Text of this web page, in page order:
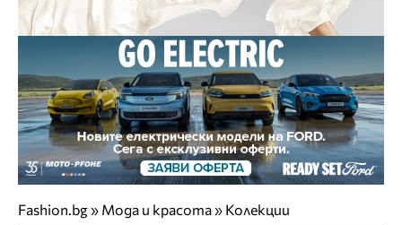
Fashion.bg» Мода и красота» Колекции